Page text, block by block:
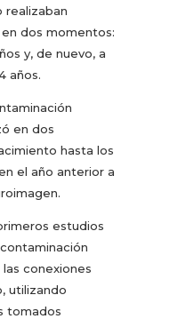
realizaban
dos momentos:
y, de nuevo, a
años.
en dos
hasta los
el año anterior a
estudios
conexiones
utilizando
tomados